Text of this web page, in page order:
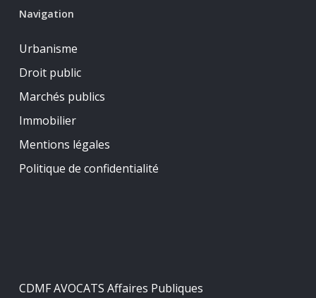
Navigation
Urbanisme
Droit public
Marchés publics
Immobilier
Mentions légales
Politique de confidentialité
CDMF AVOCATS Affaires Publiques